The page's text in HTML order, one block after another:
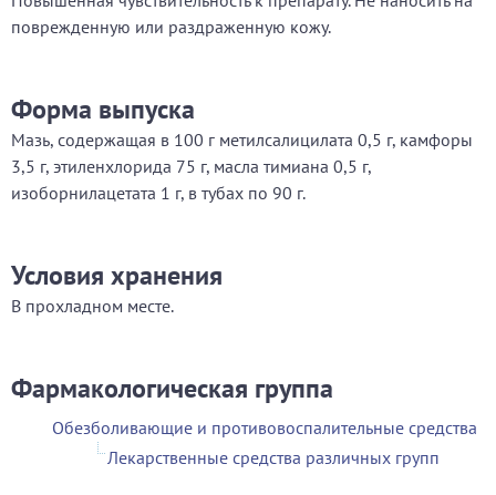
поврежденную или раздраженную кожу.
Форма выпуска
Мазь, содержащая в 100 г метилсалицилата 0,5 г, камфоры
3,5 г, этиленхлорида 75 г, масла тимиана 0,5 г,
изоборнилацетата 1 г, в тубах по 90 г.
Условия хранения
В прохладном месте.
Фармакологическая группа
Обезболивающие и противовоспалительные средства
Лекарственные средства различных групп